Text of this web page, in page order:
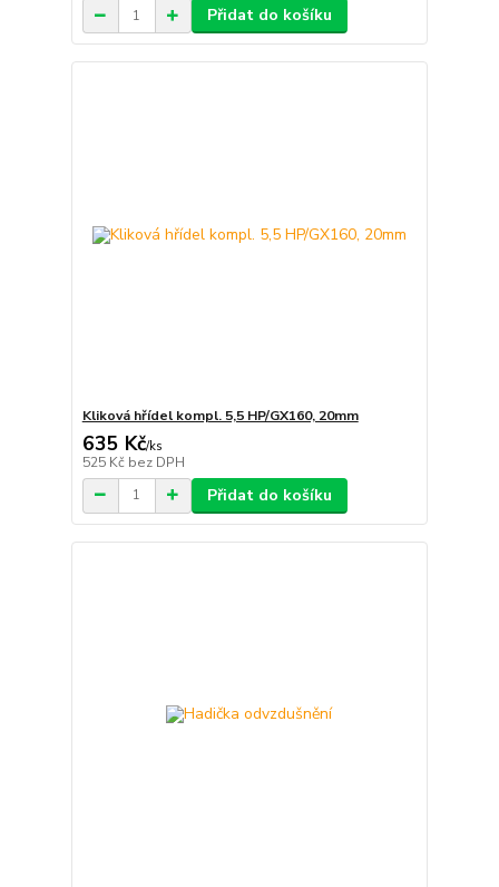
Přidat do košíku
Kliková hřídel kompl. 5,5 HP/GX160, 20mm
635 Kč/ks
525 Kč bez DPH
Přidat do košíku